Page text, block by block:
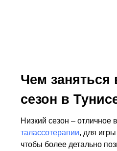
Чем заняться
сезон в
Низкий сезон – отличное
талассотерапии, для
чтобы более детально